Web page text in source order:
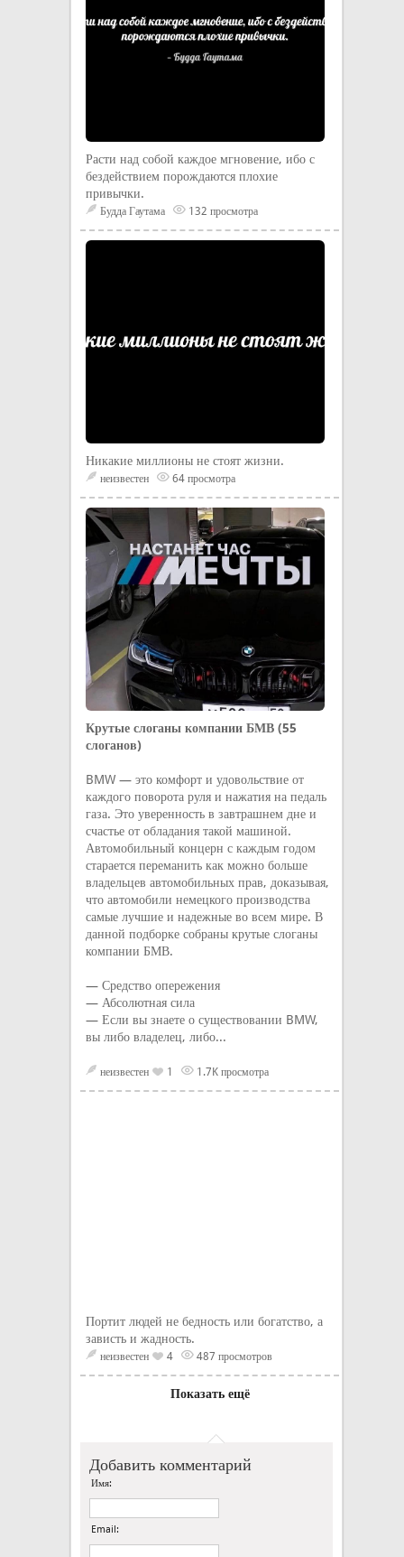
Расти над собой каждое мгновение, ибо с
бездействием порождаются плохие
привычки.
Будда Гаутама 132 просмотра
Никакие миллионы не стоят жизни.
неизвестен 64 просмотра
Крутые слоганы компании БМВ (55
слоганов)
BMW — это комфорт и удовольствие от
каждого поворота руля и нажатия на педаль
газа. Это уверенность в завтрашнем дне и
счастье от обладания такой машиной.
Автомобильный концерн с каждым годом
старается переманить как можно больше
владельцев автомобильных прав, доказывая,
что автомобили немецкого производства
самые лучшие и надежные во всем мире. В
данной подборке собраны крутые слоганы
компании БМВ.
— Средство опережения
— Абсолютная сила
— Если вы знаете о существовании BMW,
вы либо владелец, либо...
неизвестен 1 1.7K просмотра
Портит людей не бедность или богатство, а
зависть и жадность.
неизвестен 4 487 просмотров
Показать ещё
Добавить комментарий
Имя:
Email: